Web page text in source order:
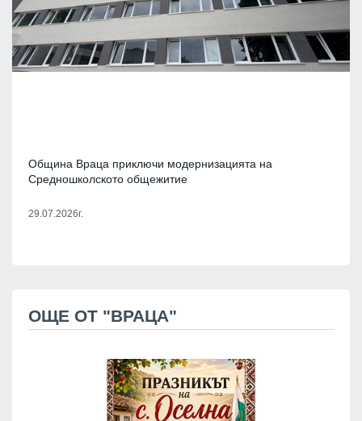
Община Враца приключи модернизацията на
Средношколското общежитие
29.07.2026г.
ОЩЕ ОТ "ВРАЦА"